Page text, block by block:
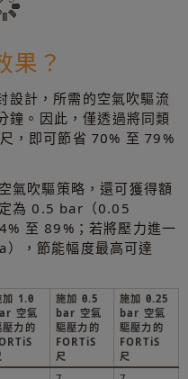
果？
設計，所需的空氣吹驅流
。因此，僅透過將同類
，即可節省 70% 至 79%
氣吹驅策略，還可獲得額
為 0.5 bar（0.05
至 89%；若將壓力進一
，節能幅度最高可達
加 1.0
空氣
壓力的
施加 0.5
bar 空氣
驅壓力的
FORTiS
尺
施加 0.25
bar 空氣
驅壓力的
FORTiS
尺